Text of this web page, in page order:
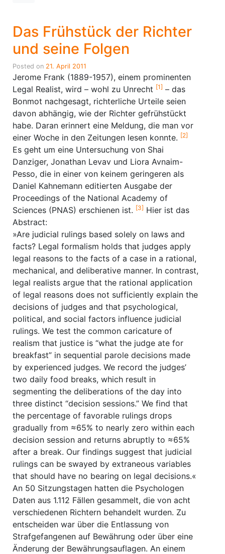
Das Frühstück der Richter
und seine Folgen
Posted on 21. April 2011
Jerome Frank (1889-1957), einem prominenten
Legal Realist, wird – wohl zu Unrecht [1] – das
Bonmot nachgesagt, richterliche Urteile seien
davon abhängig, wie der Richter gefrühstückt
habe. Daran erinnert eine Meldung, die man vor
einer Woche in den Zeitungen lesen konnte. [2]
Es geht um eine Untersuchung von Shai
Danziger, Jonathan Levav und Liora Avnaim-
Pesso, die in einer von keinem geringeren als
Daniel Kahnemann editierten Ausgabe der
Proceedings of the National Academy of
Sciences (PNAS) erschienen ist. [3] Hier ist das
Abstract:
»Are judicial rulings based solely on laws and
facts? Legal formalism holds that judges apply
legal reasons to the facts of a case in a rational,
mechanical, and deliberative manner. In contrast,
legal realists argue that the rational application
of legal reasons does not sufficiently explain the
decisions of judges and that psychological,
political, and social factors influence judicial
rulings. We test the common caricature of
realism that justice is “what the judge ate for
breakfast” in sequential parole decisions made
by experienced judges. We record the judges’
two daily food breaks, which result in
segmenting the deliberations of the day into
three distinct “decision sessions.” We find that
the percentage of favorable rulings drops
gradually from ≈65% to nearly zero within each
decision session and returns abruptly to ≈65%
after a break. Our findings suggest that judicial
rulings can be swayed by extraneous variables
that should have no bearing on legal decisions.«
An 50 Sitzungstagen hatten die Psychologen
Daten aus 1.112 Fällen gesammelt, die von acht
verschiedenen Richtern behandelt wurden. Zu
entscheiden war über die Entlassung von
Strafgefangenen auf Bewährung oder über eine
Änderung der Bewährungsauflagen. An einem